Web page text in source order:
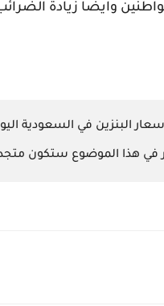
وايضًا زيادة
في هذا الموضوع ستكون